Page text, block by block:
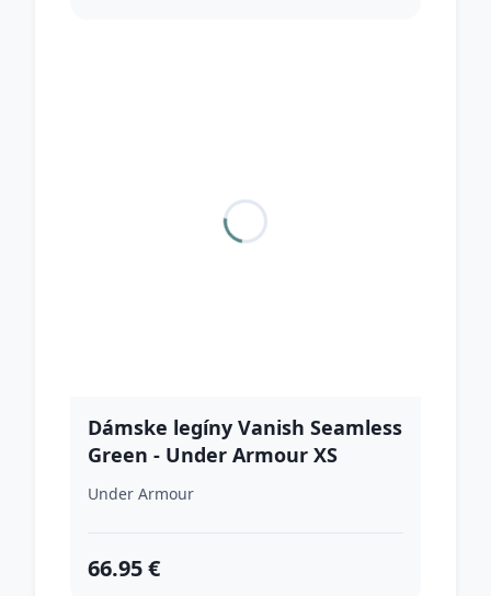
Dámske legíny Vanish Seamless
Green - Under Armour XS
Under Armour
66.95 €